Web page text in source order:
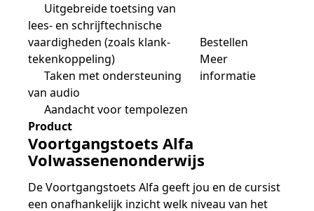
Uitgebreide toetsing van
lees- en schrijftechnische
vaardigheden (zoals klank-
tekenkoppeling)
Taken met ondersteuning
van audio
Aandacht voor tempolezen
Bestellen
Meer
informatie
Product
Voortgangstoets Alfa
Volwassenenonderwijs
De Voortgangstoets Alfa geeft jou en de cursist
een onafhankelijk inzicht welk niveau van het